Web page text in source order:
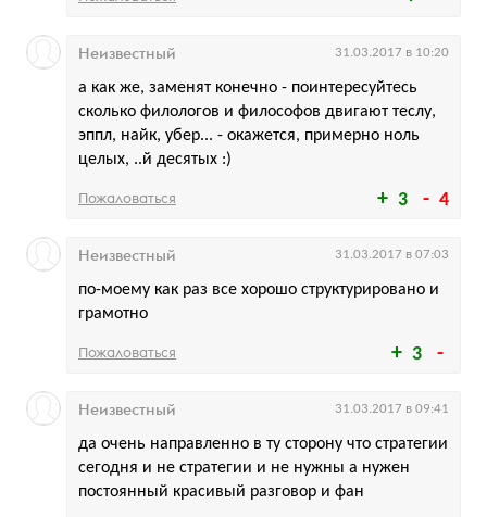
3 4
а как же, заменят конечно - поинтересуйтесь
сколько филологов и философов двигают теслу,
эппл, найк, убер... - окажется, примерно ноль
целых, ..й десятых :)
Неизвестный 31.03.2017 в 10:20
Пожаловаться
3
по-моему как раз все хорошо структурировано и
грамотно
Неизвестный 31.03.2017 в 07:03
Пожаловаться
да очень направленно в ту сторону что стратегии
сегодня и не стратегии и не нужны а нужен
постоянный красивый разговор и фан
Неизвестный 31.03.2017 в 09:41